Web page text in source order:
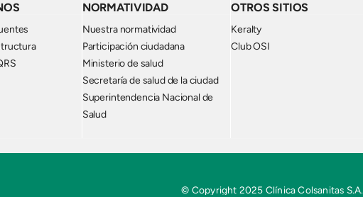
NORMATIVIDAD
Nuestra normatividad
Participación ciudadana
Ministerio de salud
Secretaría de salud de la ciudad
Superintendencia Nacional de
Salud
OTROS SITIOS
Keralty
Club OSI
© Copyright 2025 Clínica Colsanitas S.A.